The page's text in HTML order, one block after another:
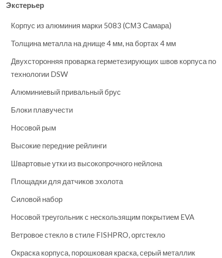
Экстерьер
Корпус из алюминия марки 5083 (СМЗ Самара)
Толщина металла на днище 4 мм, на бортах 4 мм
Двухсторонняя проварка герметезирующих швов корпуса по
технологии DSW
Алюминиевый привальный брус
Блоки плавучести
Носовой рым
Высокие передние рейлинги
Швартовые утки из высокопрочного нейлона
Площадки для датчиков эхолота
Силовой набор
Носовой треугольник с нескользящим покрытием EVA
Ветровое стекло в стиле FISHPRO, оргстекло
Окраска корпуса, порошковая краска, серый металлик